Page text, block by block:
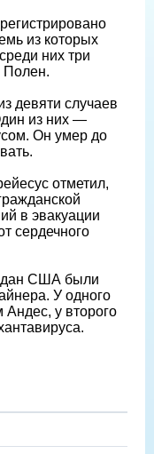
из которых
них три
Полен.
девяти случаев
из них —
Он умер до
отметил,
в эвакуации
сердечного
США были
У одного
у второго